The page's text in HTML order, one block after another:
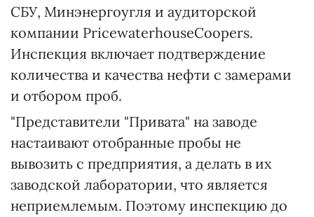
СБУ, Минэнергоугля и аудиторской
компании PricewaterhouseCoopers.
Инспекция включает подтверждение
количества и качества нефти с замерами
и отбором проб.
"Представители "Привата" на заводе
настаивают отобранные пробы не
вывозить с предприятия, а делать в их
заводской лаборатории, что является
неприемлемым. Поэтому инспекцию до